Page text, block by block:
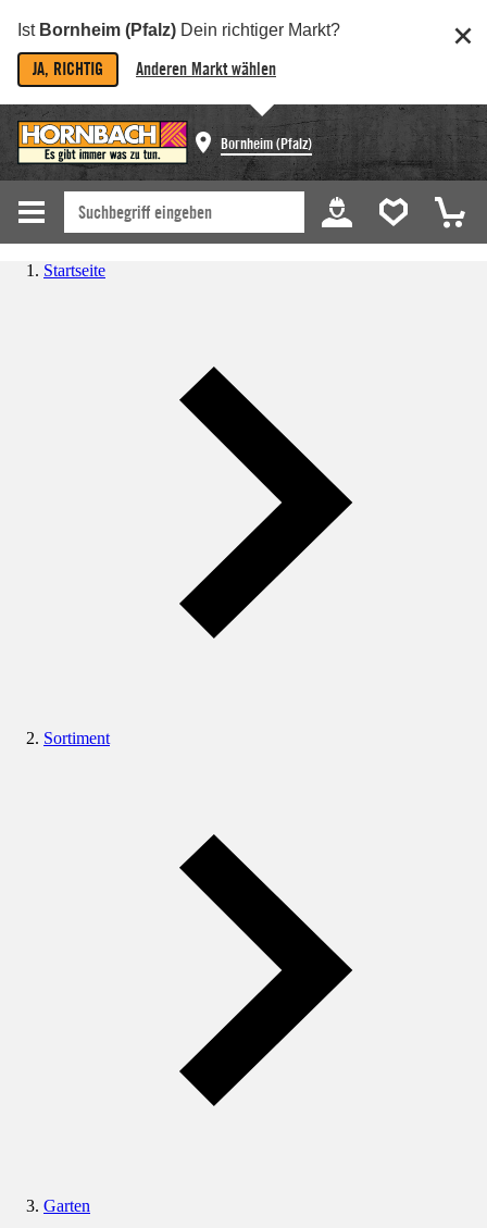
Ist Bornheim (Pfalz) Dein richtiger Markt?
JA, RICHTIG Anderen Markt wählen
Bornheim (Pfalz)
Startseite
Sortiment
Garten